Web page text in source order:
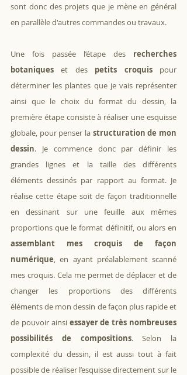
sont donc des projets que je mène en général
en parallèle d'autres commandes ou travaux.
Une fois passée l’étape des recherches
botaniques et des petits croquis pour
déterminer les plantes que je vais représenter
ainsi que le choix du format du dessin, la
première étape consiste à réaliser une esquisse
globale, pour penser la structuration de mon
dessin. Je commence donc par définir les
grandes lignes et la taille des différents
éléments dessinés par rapport au format. Je
réalise cette étape soit de façon traditionnelle
en dessinant sur une feuille aux mêmes
assemblant mes croquis de façon
numérique , en ayant préalablement scanné
mes croquis. Cela me permet de déplacer et de
changer les proportions des différents
éléments de mon dessin de façon plus rapide et
de pouvoir ainsi essayer de très nombreuses
possibilités de compositions. Selon la
complexité du dessin, il est aussi tout à fait
possible de réaliser l’esquisse directement sur le